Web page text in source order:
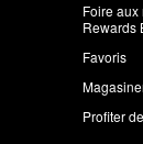
Foire
Favoris
Profiter